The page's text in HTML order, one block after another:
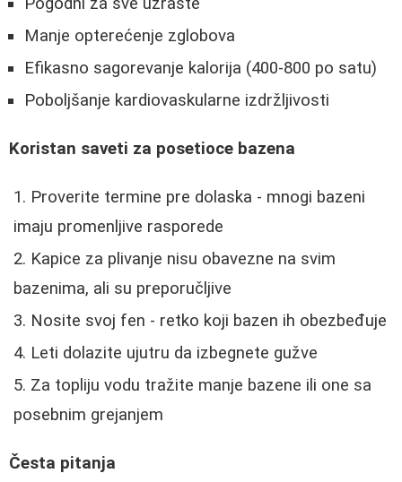
Manje opterećenje zglobova
Efikasno sagorevanje kalorija (400-800 po satu)
Poboljšanje kardiovaskularne izdržljivosti
Koristan saveti za posetioce bazena
Proverite termine pre dolaska - mnogi bazeni
imaju promenljive rasporede
Kapice za plivanje nisu obavezne na svim
bazenima, ali su preporučljive
Nosite svoj fen - retko koji bazen ih obezbeđuje
Leti dolazite ujutru da izbegnete gužve
Za topliju vodu tražite manje bazene ili one sa
posebnim grejanjem
Česta pitanja